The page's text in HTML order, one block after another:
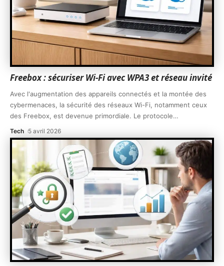
Freebox : sécuriser Wi-Fi avec WPA3 et réseau invité
Avec l'augmentation des appareils connectés et la montée des
cybermenaces, la sécurité des réseaux Wi-Fi, notamment ceux
des Freebox, est devenue primordiale. Le protocole…
Tech 5 avril 2026